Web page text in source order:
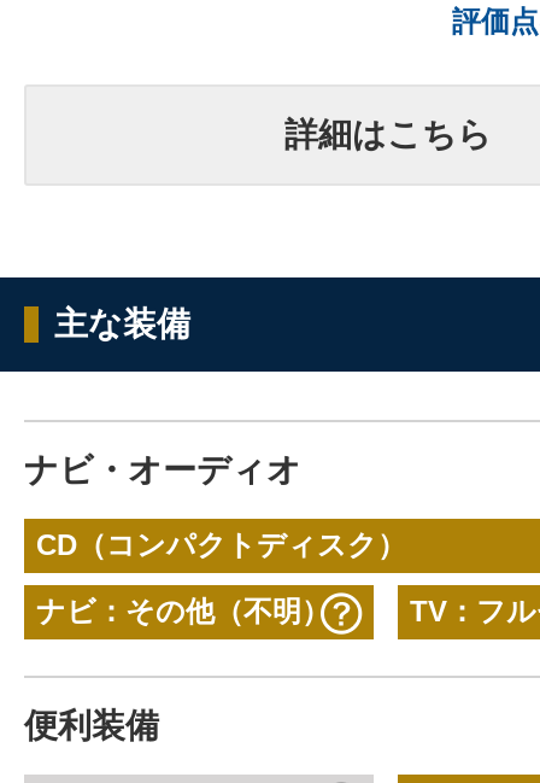
評価
詳細はこちら
主な装備
ナビ・オーディオ
CD（コンパクトディスク）
ナビ：その他（不明） TV：フ
便利装備